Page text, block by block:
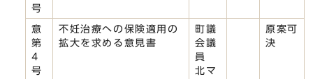
号
意
第
4
号
不妊治療への保険適用の
拡大を求める意見書
町議
会議
員
北マ
原案可
決